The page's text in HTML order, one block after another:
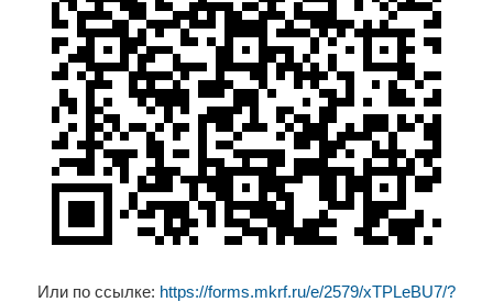
Или по ссылке: https://forms.mkrf.ru/e/2579/xTPLeBU7/?